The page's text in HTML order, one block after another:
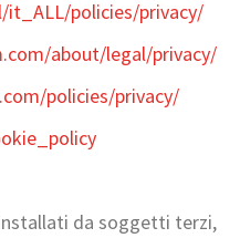
policies/privacy/
about/legal/privacy/
policies/privacy/
da soggetti terzi,